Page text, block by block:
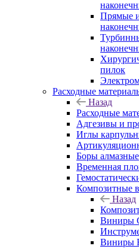
Прямые и
пилок
Расходные
Назад
Расходные
Адгезивы и
Иглы
Боры алмазные
Временная
Композитные
Назад
Виниры
Виниры